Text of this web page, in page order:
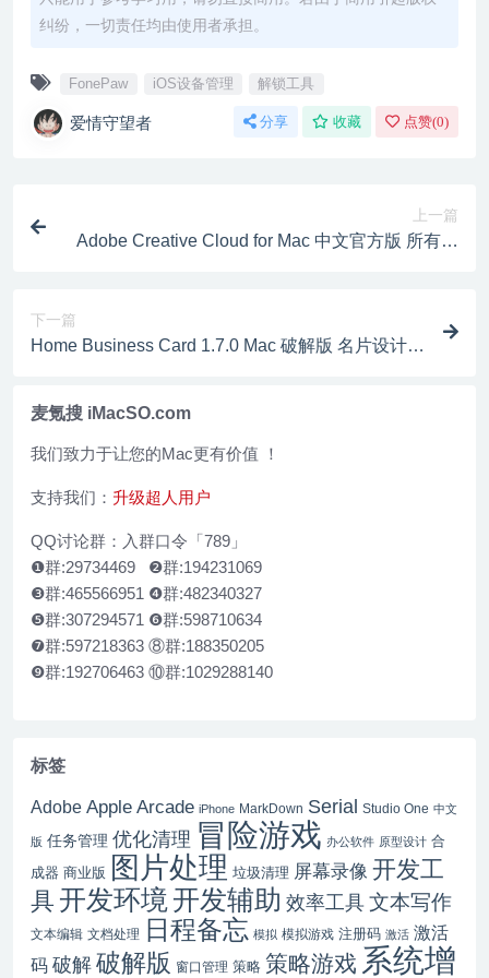
纠纷，一切责任均由使用者承担。
FonePaw iOS设备管理 解锁工具
爱情守望者 分享 收藏 点赞(0)
上一篇
Adobe Creative Cloud for Mac 中文官方版 所有应
下一篇
Home Business Card 1.7.0 Mac 破解版 名片设计软
麦氪搜 iMacSO.com
我们致力于让您的Mac更有价值 ！
支持我们： 升级超人用户
QQ讨论群：入群口令「789」
❶群:29734469 ❷群:194231069
❸群:465566951 ❹群:482340327
❺群:307294571 ❻群:598710634
❼群:597218363 ⑧群:188350205
❾群:192706463 ⑩群:1029288140
标签
Adobe Apple Arcade iPhone MarkDown Serial Studio One 中文
版 任务管理 优化清理 冒险游戏 办公软件 原型设计 合
成器 商业版 图片处理 垃圾清理 屏幕录像 开发工
具 开发环境开发辅助 效率工具 文本写作
文本编辑 文档处理 日程备忘 模拟 模拟游戏 注册码 激活 激活
码 破解破解版 窗口管理 策略 策略游戏 系统增